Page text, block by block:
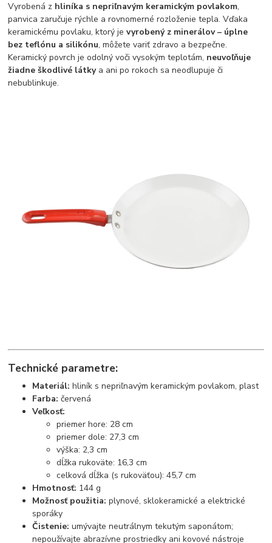
Vyrobená z hliníka s nepriľnavým keramickým povlakom,
panvica zaručuje rýchle a rovnomerné rozloženie tepla. Vďaka
keramickému povlaku, ktorý jevyrobený z minerálov – úplne
bez teflónu a silikónu, môžete variť zdravo a bezpečne.
Keramický povrch je odolný voči vysokým teplotám, neuvoľňuje
žiadne škodlivé látkya ani po rokoch sa neodlupuje či
nebublinkuje.
Technické parametre:
Materiál: hliník s nepriľnavým keramickým povlakom, plast
Farba: červená
Veľkosť:
priemer hore: 28 cm
priemer dole: 27,3 cm
výška: 2,3 cm
dĺžka rukoväte: 16,3 cm
celková dĺžka (s rukoväťou): 45,7 cm
Hmotnosť: 144 g
Možnosť použitia: plynové, sklokeramické a elektrické
sporáky
Čistenie: umývajte neutrálnym tekutým saponátom;
nepoužívajte abrazívne prostriedky ani kovové nástroje